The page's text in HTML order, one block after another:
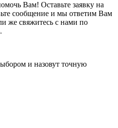
Вам! Оставьте заявку на
сообщение и мы ответим Вам
же свяжитесь с нами по
и назовут точную